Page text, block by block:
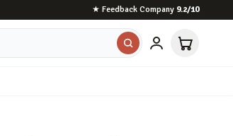
★ Feedback Company 9.2/10